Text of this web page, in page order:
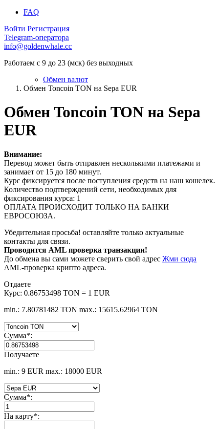
FAQ
Войти Регистрация
Telegram-оператора
info@goldenwhale.cc
Работаем с 9 до 23 (мск) без выходных
Обмен валют
Обмен Toncoin TON на Sepa EUR
Обмен Toncoin TON на Sepa
EUR
Внимание:
Перевод может быть отправлен несколькими платежами и
занимает от 15 до 180 минут.
Курс фиксируется после поступления средств на наш кошелек.
Количество подтверждений сети, необходимых для
фиксирования курса: 1
ОПЛАТА ПРОИСХОДИТ ТОЛЬКО НА БАНКИ
ЕВРОСОЮЗА.
Убедительная просьба! оставляйте только актуальные
контакты для связи.
Проводится AML проверка транзакции!
До обмена вы сами можете сверить свой адрес Жми сюда
AML-проверка крипто адреса.
Отдаете
Курс: 0.86753498 TON = 1 EUR
min.: 7.80781482 TON max.: 15615.62964 TON
Сумма*:
Получаете
min.: 9 EUR max.: 18000 EUR
Сумма*:
На карту*: